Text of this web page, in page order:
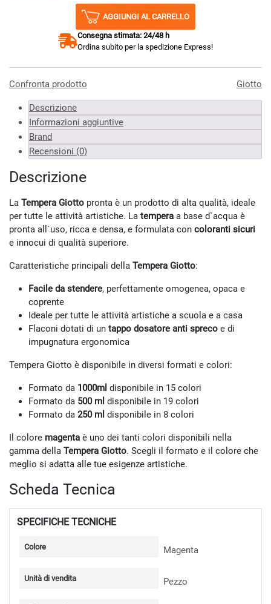
AGGIUNGI AL CARRELLO
Consegna stimata: 24/48 h
Ordina subito per la spedizione Express!
Confronta prodotto Giotto
Descrizione
Informazioni aggiuntive
Brand
Recensioni (0)
Descrizione
La Tempera Giotto pronta è un prodotto di alta qualità, ideale
per tutte le attività artistiche. La tempera a base d`acqua è
pronta all`uso, ricca e densa, e formulata con coloranti sicuri
e innocui di qualità superiore.
Caratteristiche principali della Tempera Giotto:
Facile da stendere, perfettamente omogenea, opaca e
coprente
Ideale per tutte le attività artistiche a scuola e a casa
Flaconi dotati di un tappo dosatore anti spreco e di
impugnatura ergonomica
Tempera Giotto è disponibile in diversi formati e colori:
Formato da 1000ml disponibile in 15 colori
Formato da 500 ml disponibile in 19 colori
Formato da 250 ml disponibile in 8 colori
Il colore magenta è uno dei tanti colori disponibili nella
gamma della Tempera Giotto. Scegli il formato e il colore che
meglio si adatta alle tue esigenze artistiche.
Scheda Tecnica
SPECIFICHE TECNICHE
Colore Magenta
Unità di vendita Pezzo